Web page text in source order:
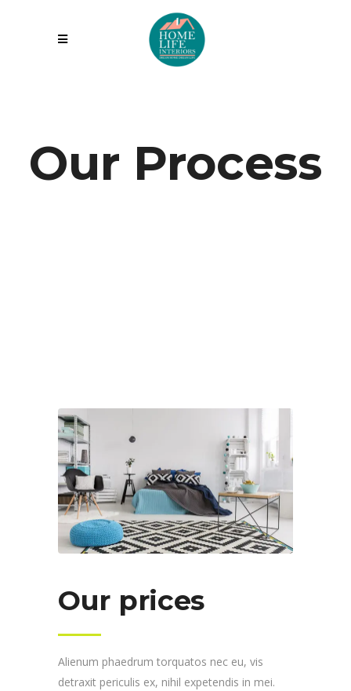
Our Process
Our prices
Alienum phaedrum torquatos nec eu, vis
detraxit periculis ex, nihil expetendis in mei.